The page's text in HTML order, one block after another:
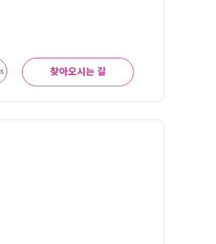
찾아오시는 길